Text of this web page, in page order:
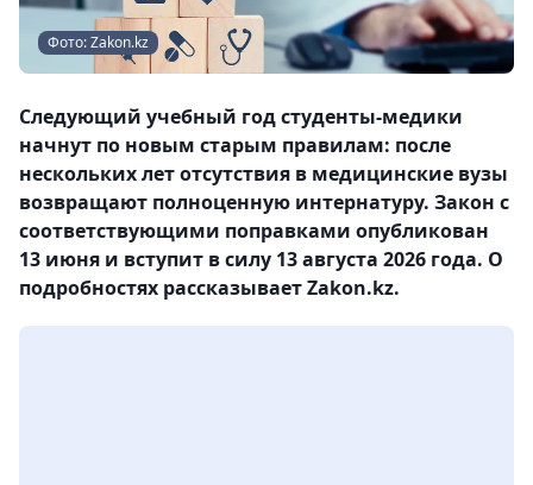
Фото: Zakon.kz
Следующий учебный год студенты-медики
начнут по новым старым правилам: после
нескольких лет отсутствия в медицинские вузы
возвращают полноценную интернатуру. Закон с
соответствующими поправками опубликован
13 июня и вступит в силу 13 августа 2026 года. О
подробностях рассказывает Zakon.kz.